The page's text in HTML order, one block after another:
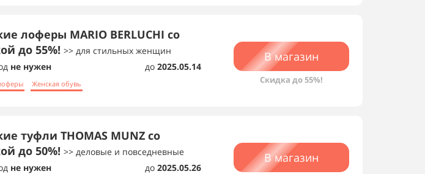
лоферы MARIO BERLUCHI со
до 55%! >> для стильных женщин
не нужен до 2025.05.14
Женская обувь
В магазин
Скидка до 55%!
туфли THOMAS MUNZ со
до 50%! >> деловые и повседневные
не нужен до 2025.05.26
В магазин